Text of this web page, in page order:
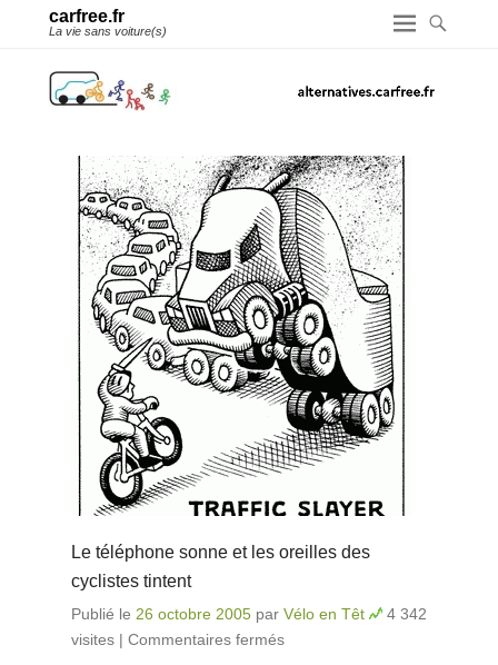
carfree.fr
La vie sans voiture(s)
Le téléphone sonne et les oreilles des
cyclistes tintent
Publié le 26 octobre 2005 par Vélo en Têt
4 342
visites | Commentaires fermés